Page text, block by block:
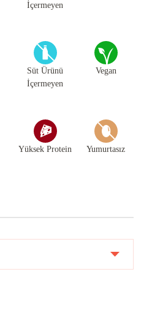
İçermeyen
Süt Ürünü
İçermeyen
Vegan
Yüksek Protein Yumurtasız